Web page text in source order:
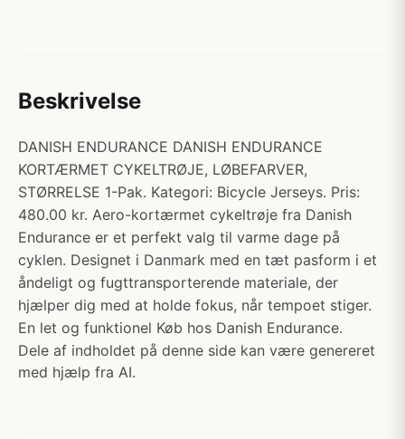
Beskrivelse
DANISH ENDURANCE DANISH ENDURANCE
KORTÆRMET CYKELTRØJE, LØBEFARVER,
STØRRELSE 1-Pak. Kategori: Bicycle Jerseys. Pris:
480.00 kr. Aero-kortærmet cykeltrøje fra Danish
Endurance er et perfekt valg til varme dage på
cyklen. Designet i Danmark med en tæt pasform i et
åndeligt og fugttransporterende materiale, der
hjælper dig med at holde fokus, når tempoet stiger.
En let og funktionel Køb hos Danish Endurance.
Dele af indholdet på denne side kan være genereret
med hjælp fra AI.